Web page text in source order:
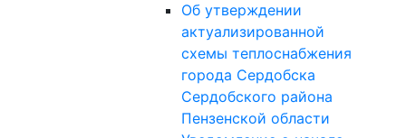
Об утверждении
актуализированной
схемы теплоснабжения
города Сердобска
Сердобского района
Пензенской области